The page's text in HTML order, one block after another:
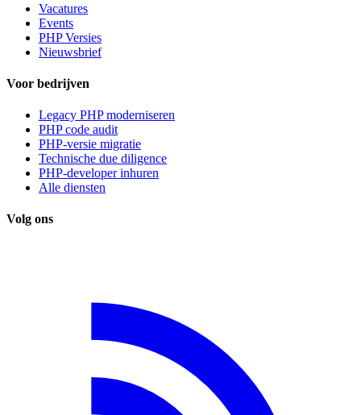
Vacatures
Events
PHP Versies
Nieuwsbrief
Voor bedrijven
Legacy PHP moderniseren
PHP code audit
PHP-versie migratie
Technische due diligence
PHP-developer inhuren
Alle diensten
Volg ons